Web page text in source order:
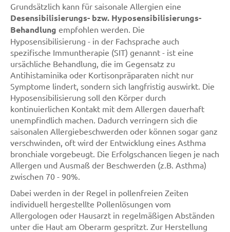
Grundsätzlich kann für saisonale Allergien eine
Desensibilisierungs- bzw. Hyposensibilisierungs-
Behandlung empfohlen werden. Die
Hyposensibilisierung - in der Fachsprache auch
spezifische Immuntherapie (SIT) genannt - ist eine
ursächliche Behandlung, die im Gegensatz zu
Antihistaminika oder Kortisonpräparaten nicht nur
Symptome lindert, sondern sich langfristig auswirkt. Die
Hyposensibilisierung soll den Körper durch
kontinuierlichen Kontakt mit dem Allergen dauerhaft
unempfindlich machen. Dadurch verringern sich die
saisonalen Allergiebeschwerden oder können sogar ganz
verschwinden, oft wird der Entwicklung eines Asthma
bronchiale vorgebeugt. Die Erfolgschancen liegen je nach
Allergen und Ausmaß der Beschwerden (z.B. Asthma)
zwischen 70 - 90%.
Dabei werden in der Regel in pollenfreien Zeiten
individuell hergestellte Pollenlösungen vom
Allergologen oder Hausarzt in regelmäßigen Abständen
unter die Haut am Oberarm gespritzt. Zur Herstellung